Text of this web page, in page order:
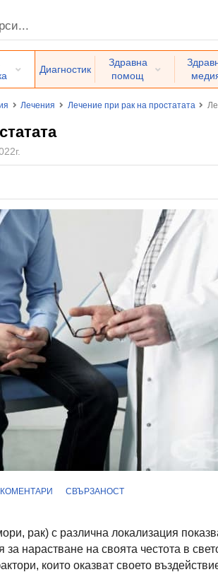
Диагностик
Здравна
помощ
Лечения Лечение при рак на простатата
КОМЕНТАРИ СВЪРЗАНОСТ
рак) с различна локализация
нарастване на своята честота в
които оказват своето